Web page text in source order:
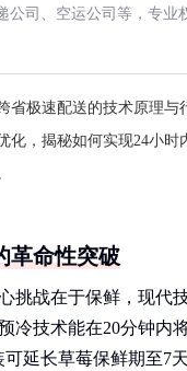
公司、空运公司等，专业
省极速配送的技术原理与
化，揭秘如何实现24小时
革命性突破
挑战在于保鲜，现代
冷技术能在20分钟内
延长草莓保鲜期至7